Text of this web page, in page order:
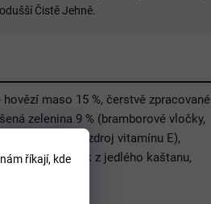
říkají, kde
Čistě Jehně.
maso 15 %, čerstvě zpracované
zelenina 9 % (bramborové vločky,
tokoferoly, zdroj vitamínu E),
látky, výtažek z jedlého kaštanu,
80 mg/kg.